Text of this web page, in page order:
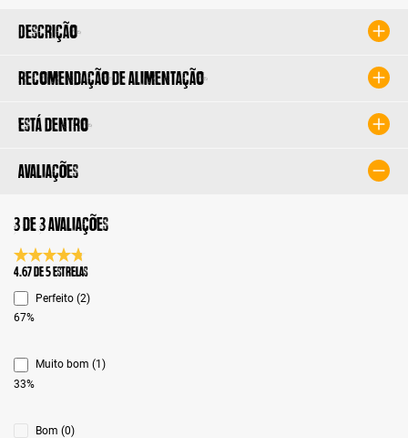
Descrição
Recomendação de alimentação
Está dentro
Avaliações
3 de 3 avaliações
Classificação média de 4.6 de 5 estrelas
4.67 de 5 Estrelas
Perfeito (2)
67%
Muito bom (1)
33%
Bom (0)